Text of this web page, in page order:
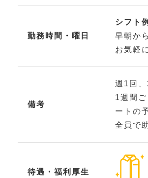
勤務時間・曜日
シフト
早朝か
お気軽
備考
週1回、
1週間
ートの
全員で
待遇・福利厚生